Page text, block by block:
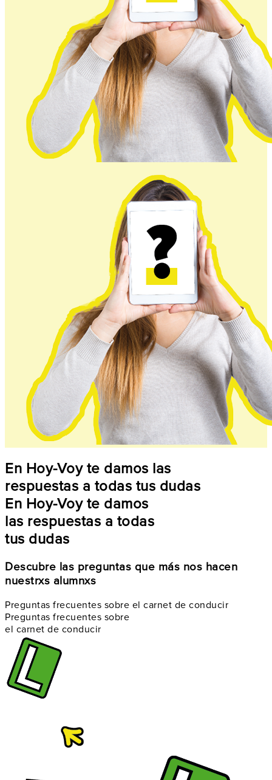
En Hoy-Voy te damos las
respuestas a todas tus dudas
En Hoy-Voy te damos
las respuestas a todas
tus dudas
Descubre las preguntas que más nos hacen
nuestrxs alumnxs
Preguntas frecuentes sobre el carnet de conducir
Preguntas frecuentes sobre
el carnet de conducir